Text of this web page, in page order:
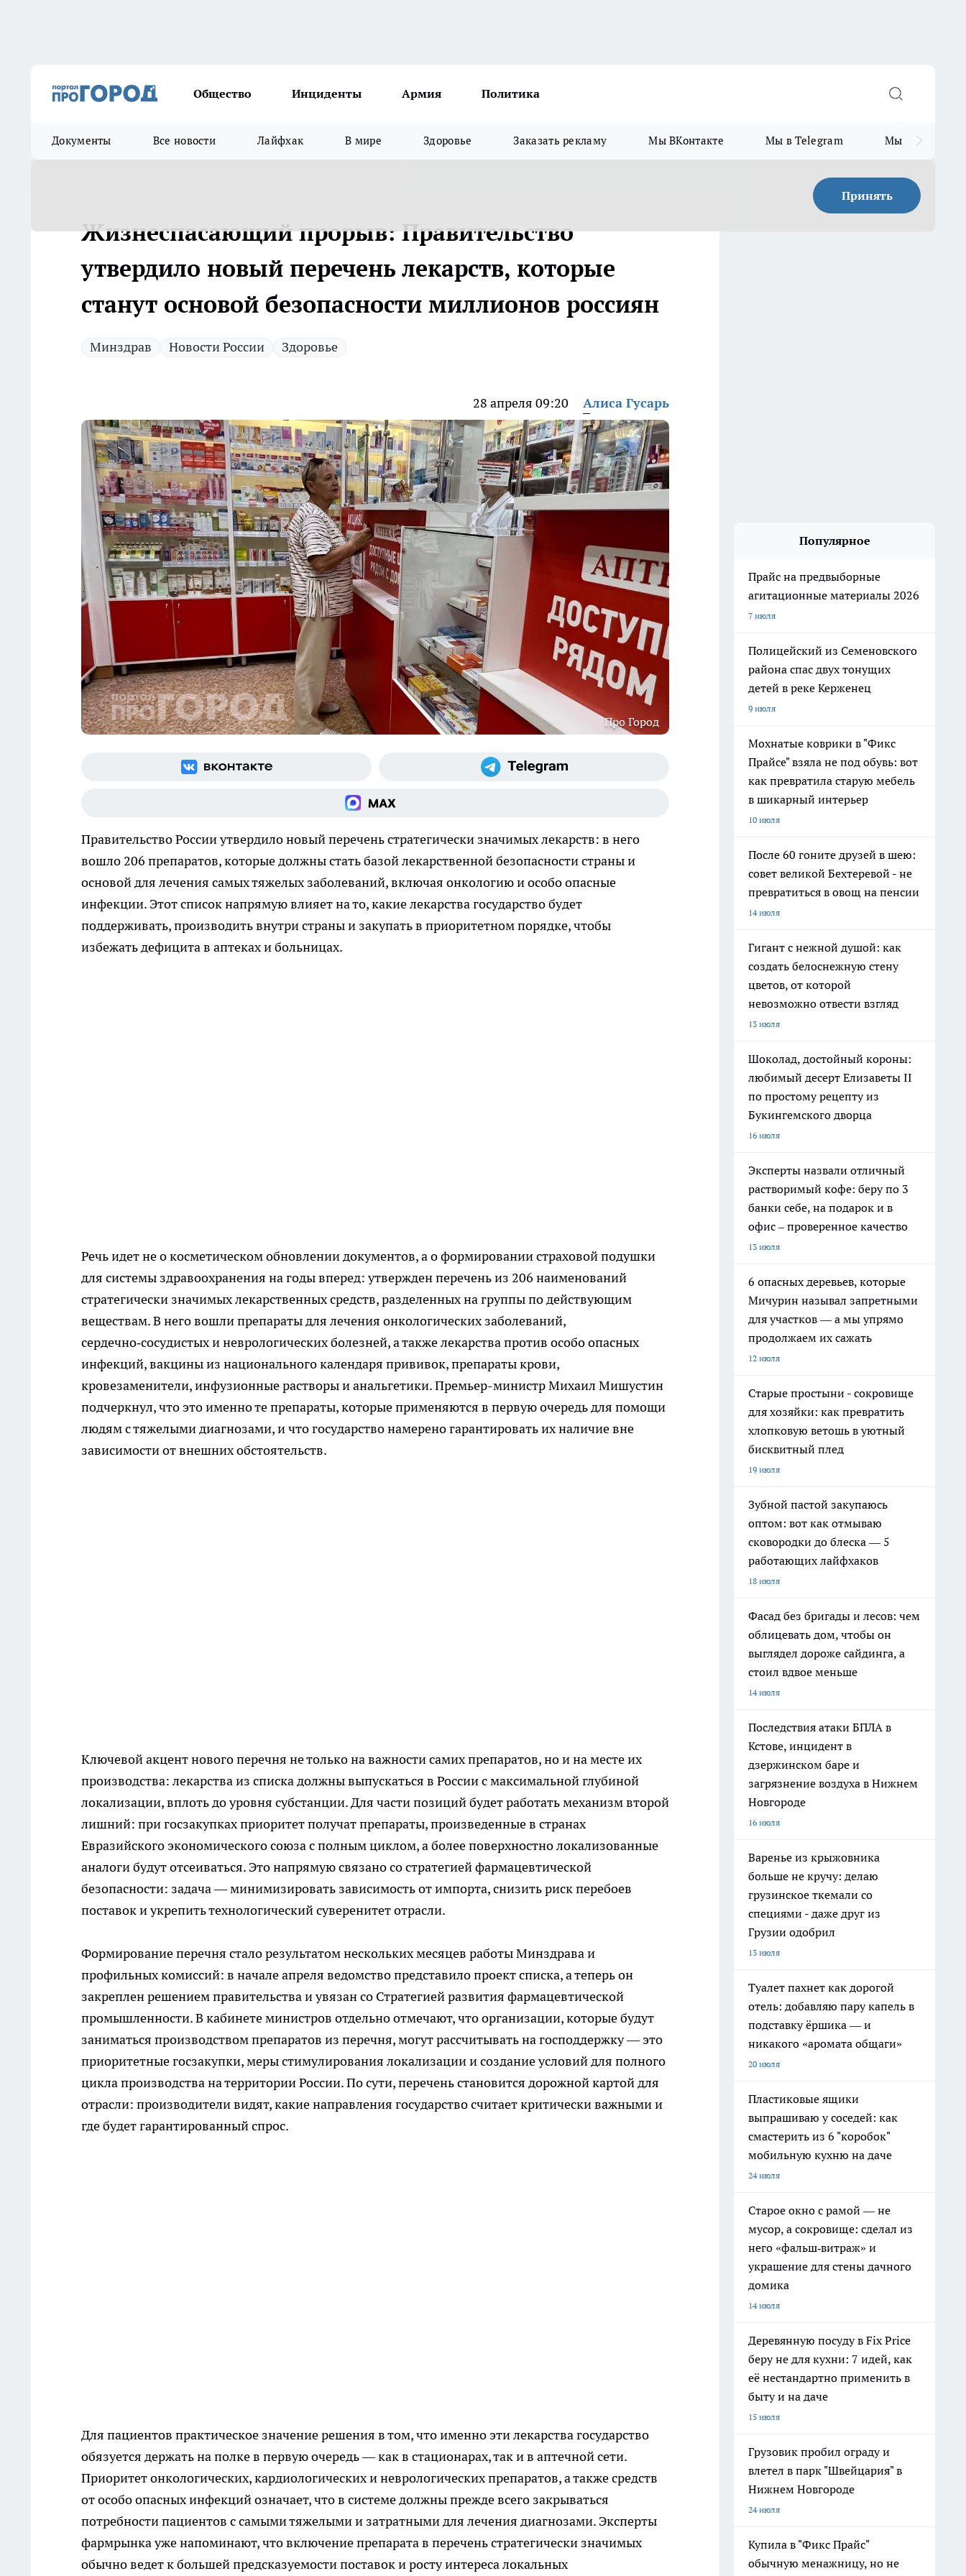
Общество Инциденты Армия Политика
Документы Все новости Лайфхак В мире Здоровье Заказать рекламу Мы ВКонтакте Мы в Telegram Мы в MAX
Принять
Жизнеспасающий прорыв: Правительство
утвердило новый перечень лекарств, которые
станут основой безопасности миллионов россиян
Минздрав Новости России Здоровье
28 апреля 09:20 Алиса Гусарь
Про Город
Правительство России утвердило новый перечень стратегически значимых лекарств: в него
вошло 206 препаратов, которые должны стать базой лекарственной безопасности страны и
основой для лечения самых тяжелых заболеваний, включая онкологию и особо опасные
инфекции. Этот список напрямую влияет на то, какие лекарства государство будет
поддерживать, производить внутри страны и закупать в приоритетном порядке, чтобы
избежать дефицита в аптеках и больницах.
Речь идет не о косметическом обновлении документов, а о формировании страховой подушки
для системы здравоохранения на годы вперед: утвержден перечень из 206 наименований
стратегически значимых лекарственных средств, разделенных на группы по действующим
веществам. В него вошли препараты для лечения онкологических заболеваний,
сердечно‑сосудистых и неврологических болезней, а также лекарства против особо опасных
инфекций, вакцины из национального календаря прививок, препараты крови,
кровезаменители, инфузионные растворы и анальгетики. Премьер-министр Михаил Мишустин
подчеркнул, что это именно те препараты, которые применяются в первую очередь для помощи
людям с тяжелыми диагнозами, и что государство намерено гарантировать их наличие вне
зависимости от внешних обстоятельств.
Ключевой акцент нового перечня не только на важности самих препаратов, но и на месте их
производства: лекарства из списка должны выпускаться в России с максимальной глубиной
локализации, вплоть до уровня субстанции. Для части позиций будет работать механизм второй
лишний: при госзакупках приоритет получат препараты, произведенные в странах
Евразийского экономического союза с полным циклом, а более поверхностно локализованные
аналоги будут отсеиваться. Это напрямую связано со стратегией фармацевтической
безопасности: задача — минимизировать зависимость от импорта, снизить риск перебоев
поставок и укрепить технологический суверенитет отрасли.
Формирование перечня стало результатом нескольких месяцев работы Минздрава и
профильных комиссий: в начале апреля ведомство представило проект списка, а теперь он
закреплен решением правительства и увязан со Стратегией развития фармацевтической
промышленности. В кабинете министров отдельно отмечают, что организации, которые будут
заниматься производством препаратов из перечня, могут рассчитывать на господдержку — это
приоритетные госзакупки, меры стимулирования локализации и создание условий для полного
цикла производства на территории России. По сути, перечень становится дорожной картой для
отрасли: производители видят, какие направления государство считает критически важными и
где будет гарантированный спрос.
Для пациентов практическое значение решения в том, что именно эти лекарства государство
обязуется держать на полке в первую очередь — как в стационарах, так и в аптечной сети.
Приоритет онкологических, кардиологических и неврологических препаратов, а также средств
от особо опасных инфекций означает, что в системе должны прежде всего закрываться
потребности пациентов с самыми тяжелыми и затратными для лечения диагнозами. Эксперты
фармрынка уже напоминают, что включение препарата в перечень стратегически значимых
обычно ведет к большей предсказуемости поставок и росту интереса локальных
Популярное
Прайс на предвыборные
агитационные материалы 2026
7 июля
Полицейский из Семеновского
района спас двух тонущих
детей в реке Керженец
9 июля
Мохнатые коврики в "Фикс
Прайсе" взяла не под обувь: вот
как превратила старую мебель
в шикарный интерьер
10 июля
После 60 гоните друзей в шею:
совет великой Бехтеревой - не
превратиться в овощ на пенсии
14 июля
Гигант с нежной душой: как
создать белоснежную стену
цветов, от которой
невозможно отвести взгляд
13 июля
Шоколад, достойный короны:
любимый десерт Елизаветы II
по простому рецепту из
Букингемского дворца
16 июля
Эксперты назвали отличный
растворимый кофе: беру по 3
банки себе, на подарок и в
офис – проверенное качество
13 июля
6 опасных деревьев, которые
Мичурин называл запретными
для участков — а мы упрямо
продолжаем их сажать
12 июля
Старые простыни - сокровище
для хозяйки: как превратить
хлопковую ветошь в уютный
бисквитный плед
19 июля
Зубной пастой закупаюсь
оптом: вот как отмываю
сковородки до блеска — 5
работающих лайфхаков
18 июля
Фасад без бригады и лесов: чем
облицевать дом, чтобы он
выглядел дороже сайдинга, а
стоил вдвое меньше
14 июля
Последствия атаки БПЛА в
Кстове, инцидент в
дзержинском баре и
загрязнение воздуха в Нижнем
Новгороде
16 июля
Варенье из крыжовника
больше не кручу: делаю
грузинское ткемали со
специями - даже друг из
Грузии одобрил
13 июля
Туалет пахнет как дорогой
отель: добавляю пару капель в
подставку ёршика — и
никакого «аромата общаги»
20 июля
Пластиковые ящики
выпрашиваю у соседей: как
смастерить из 6 "коробок"
мобильную кухню на даче
24 июля
Старое окно с рамой — не
мусор, а сокровище: сделал из
него «фальш‑витраж» и
украшение для стены дачного
домика
14 июля
Деревянную посуду в Fix Price
беру не для кухни: 7 идей, как
её нестандартно применить в
быту и на даче
15 июля
Грузовик пробил ограду и
влетел в парк "Швейцария" в
Нижнем Новгороде
24 июля
Купила в "Фикс Прайс"
обычную менажницу, но не